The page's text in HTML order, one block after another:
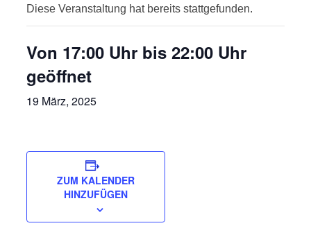
Diese Veranstaltung hat bereits stattgefunden.
Von 17:00 Uhr bis 22:00 Uhr
geöffnet
19 März, 2025
ZUM KALENDER
HINZUFÜGEN